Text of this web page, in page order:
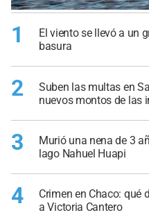
1
El viento se llevó a un
basura
2
Suben las multas en
nuevos montos de las
3
Murió una nena de 3
lago Nahuel Huapi
4
Crimen en Chaco: qué
a Victoria Cantero